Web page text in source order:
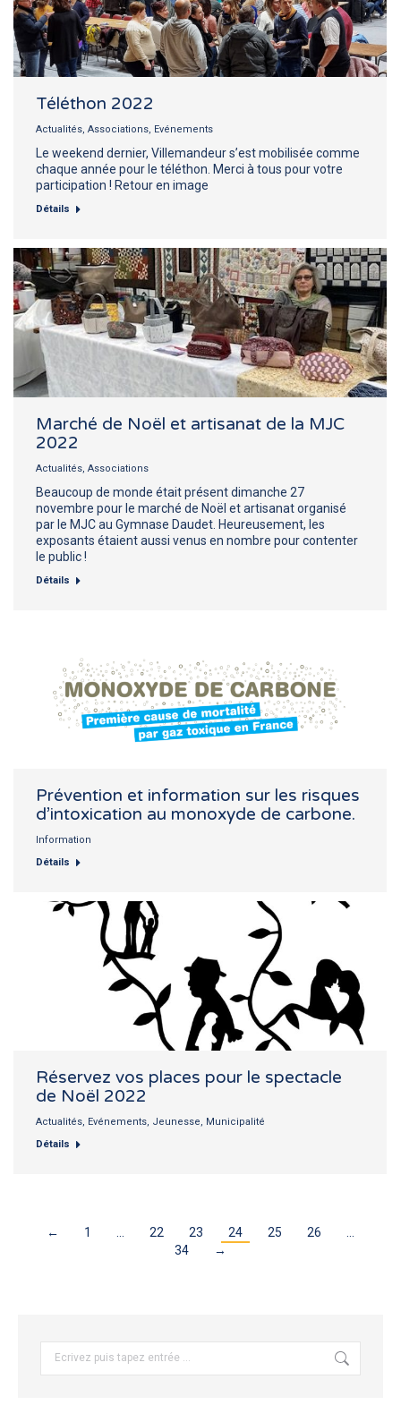
Téléthon 2022
Actualités, Associations, Evénements
Le weekend dernier, Villemandeur s’est mobilisée comme
chaque année pour le téléthon. Merci à tous pour votre
participation ! Retour en image
Détails
Marché de Noël et artisanat de la MJC
2022
Actualités, Associations
Beaucoup de monde était présent dimanche 27
novembre pour le marché de Noël et artisanat organisé
par le MJC au Gymnase Daudet. Heureusement, les
exposants étaient aussi venus en nombre pour contenter
le public !
Détails
Prévention et information sur les risques
d’intoxication au monoxyde de carbone.
Information
Détails
Réservez vos places pour le spectacle
de Noël 2022
Actualités, Evénements, Jeunesse, Municipalité
Détails
← 1 22 23 24 25 26
34
→